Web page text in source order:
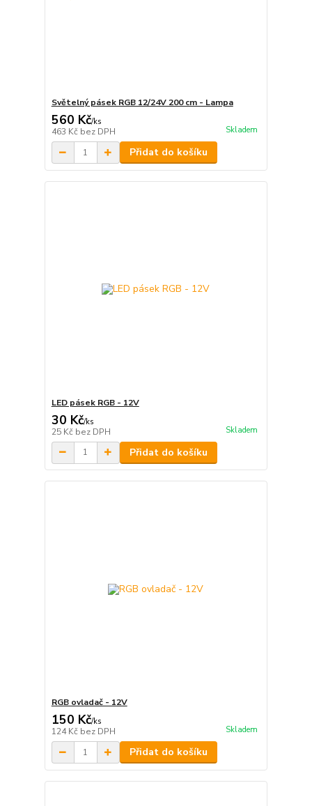
Světelný pásek RGB 12/24V 200 cm - Lampa
560 Kč/ks
463 Kč bez DPH Skladem
Přidat do košíku
LED pásek RGB - 12V
30 Kč/ks
25 Kč bez DPH Skladem
Přidat do košíku
RGB ovladač - 12V
150 Kč/ks
124 Kč bez DPH Skladem
Přidat do košíku